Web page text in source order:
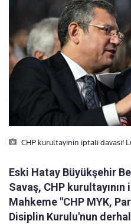
CHP kurultayinin iptali davasi!
Eski Hatay Büyükşehir
Savaş, CHP
Mahkeme "CHP MYK,
Disiplin Kurulu'nun